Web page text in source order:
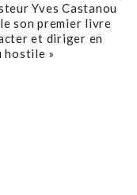
Yves Castanou
son premier livre
et diriger en
hostile »